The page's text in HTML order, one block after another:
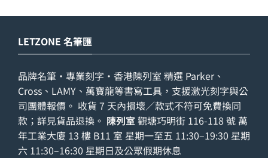
LETZONE 名筆匯
品牌名筆・專業刻字・香港陳列室 精選 Parker、
Cross、LAMY、萬寶龍等書寫工具，支援激光刻字與公
司團體報價。 收貨 7 天內損壞／款式不符可免費換同
款；詳見貨品退換 。 陳列室 觀塘巧明街 116-118 號 萬
年工業大廈 13 樓 B11 室 星期一至五 11:30–19:30 星期
六 11:30–16:30 星期日及公眾假期休息